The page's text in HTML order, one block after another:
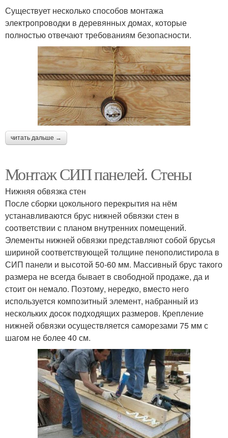
Существует несколько способов монтажа
электропроводки в деревянных домах, которые
полностью отвечают требованиям безопасности.
читать дальше →
Монтаж СИП панелей. Стены
Нижняя обвязка стен
После сборки цокольного перекрытия на нём
устанавливаются брус нижней обвязки стен в
соответствии с планом внутренних помещений.
Элементы нижней обвязки представляют собой брусья
шириной соответствующей толщине пенополистирола в
СИП панели и высотой 50-60 мм. Массивный брус такого
размера не всегда бывает в свободной продаже, да и
стоит он немало. Поэтому, нередко, вместо него
используется композитный элемент, набранный из
нескольких досок подходящих размеров. Крепление
нижней обвязки осуществляется саморезами 75 мм с
шагом не более 40 см.